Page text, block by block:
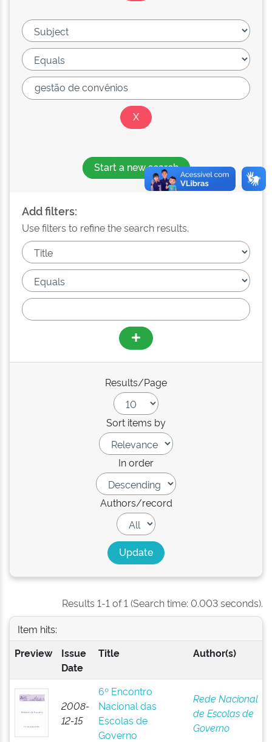
Start a new search
Add filters:
Use filters to refine the search results.
Results/Page
Sort items by
In order
Authors/record
Results 1-1 of 1 (Search time: 0.003 seconds).
Item hits:
Preview
Issue
Date
Title Author(s)
2008-
12-15
6º Encontro
Nacional das
Escolas de
Governo
Rede Nacional
de Escolas de
Governo